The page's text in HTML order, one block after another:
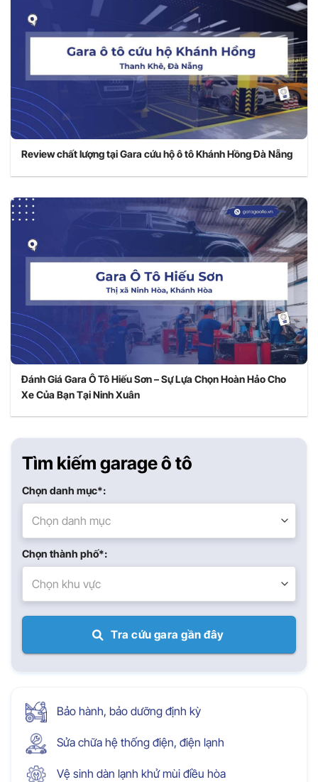
Review chất lượng tại Gara cứu hộ ô tô Khánh Hồng Đà Nẵng
Đánh Giá Gara Ô Tô Hiếu Sơn – Sự Lựa Chọn Hoàn Hảo Cho
Xe Của Bạn Tại Ninh Xuân
Tìm kiếm garage ô tô
Chọn danh mục*:
Chọn danh mục
Chọn thành phố*:
Chọn khu vực
Tra cứu gara gần đây
Bảo hành, bảo dưỡng định kỳ
Sửa chữa hệ thống điện, điện lạnh
Vệ sinh dàn lạnh khử mùi điều hòa